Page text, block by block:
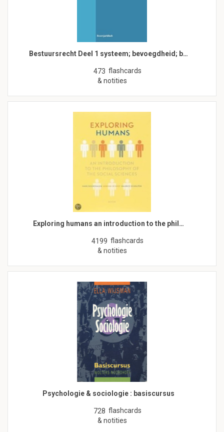
Bestuursrecht Deel 1 systeem; bevoegdheid; b…
473 flashcards
& notities
Exploring humans an introduction to the phil…
4199 flashcards
& notities
Psychologie & sociologie : basiscursus
728 flashcards
& notities